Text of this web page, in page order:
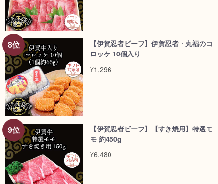
【伊賀忍者ビーフ】伊賀忍者・丸福のコ
ロッケ 10個入り
¥1,296
【伊賀忍者ビーフ】【すき焼用】特選モ
モ 約450g
¥6,480